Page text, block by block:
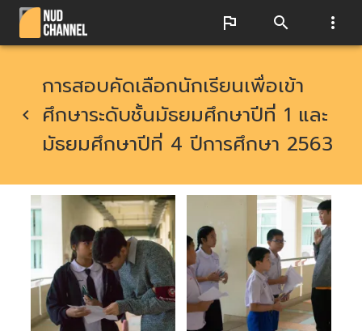
การสอบคัดเลือกนักเรียนเพื่อเข้า
ศึกษาระดับชั้นมัธยมศึกษาปีที่ 1 และ
มัธยมศึกษาปีที่ 4 ปีการศึกษา 2563